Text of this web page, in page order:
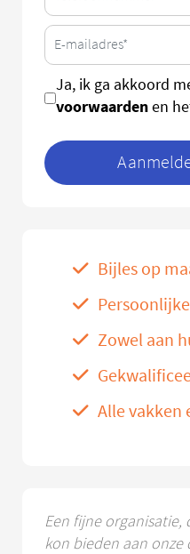
Ja, ik ga akkoord
voorwaardenen
Bijles op
Zowel aan
Alle vakken
Een fijne organisatie,
kon bieden aan onze